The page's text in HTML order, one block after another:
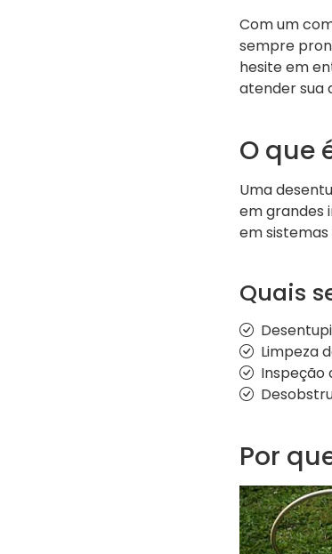
Com um
sempre
hesite em
atender sua
O que
Uma
em grandes
em
Quais
Limpeza
Inspeção
Por